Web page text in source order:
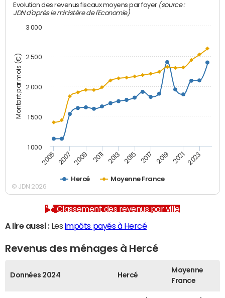
Montant par mois (€)
Evolution des revenus fiscaux moyens par foyer (source :
JDN d'après le ministère de l'Economie)
Hercé Moyenne France
2005 2007 2009 2011 2013 2015 2017 2019 2021 2023
1 000
1 500
2 000
2 500
3 000
© JDN 2026
Classement des revenus par ville
A lire aussi :Les impôts payés à Hercé
Revenus des ménages à Hercé
Données 2024 Hercé
Moyenne
France